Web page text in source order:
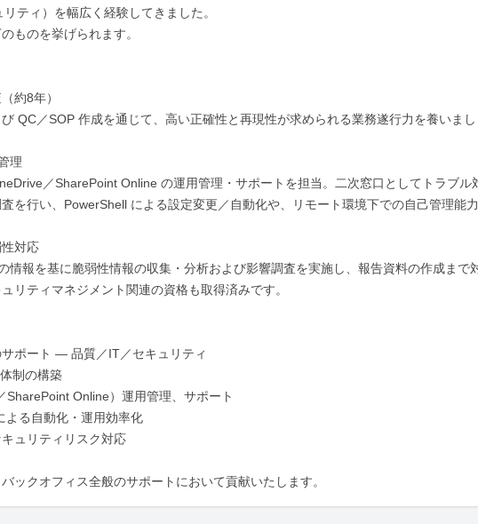
ティ）を幅広く経験してきました。
ものを挙げられます。
約8年）
QC／SOP 作成を通じて、高い正確性と再現性が求められる業務遂行力を養いまし
理
／SharePoint Online の運用管理・サポートを担当。二次窓口としてトラブル
を行い、PowerShell による設定変更／自動化や、リモート環境下での自己管理能力
対応
情報を基に脆弱性情報の収集・分析および影響調査を実施し、報告資料の作成まで
リティマネジメント関連の資格も取得済みです。
ポート — 品質／IT／セキュリティ
制の構築
Online）運用管理、サポート
よる自動化・運用効率化
ュリティリスク対応
ックオフィス全般のサポートにおいて貢献いたします。